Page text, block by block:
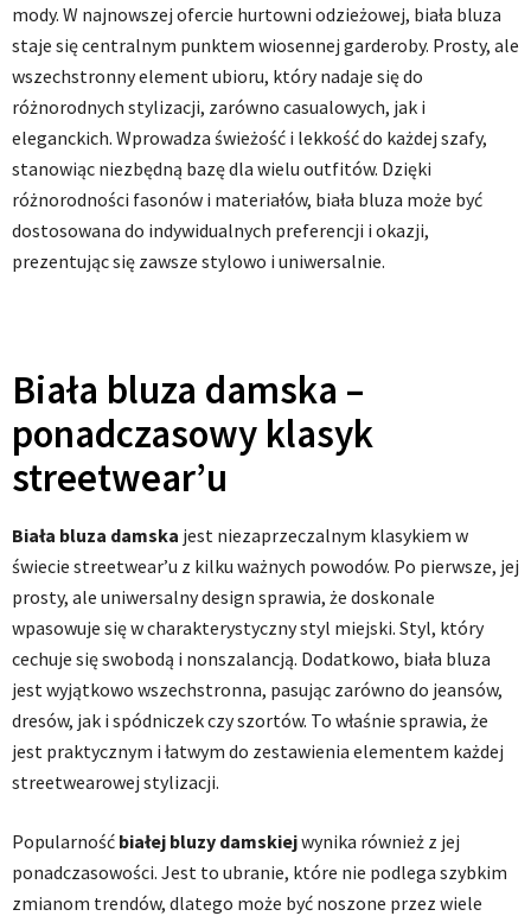
mody. W najnowszej ofercie hurtowni odzieżowej, biała bluza
staje się centralnym punktem wiosennej garderoby. Prosty, ale
wszechstronny element ubioru, który nadaje się do
różnorodnych stylizacji, zarówno casualowych, jak i
eleganckich. Wprowadza świeżość i lekkość do każdej szafy,
stanowiąc niezbędną bazę dla wielu outfitów. Dzięki
różnorodności fasonów i materiałów, biała bluza może być
dostosowana do indywidualnych preferencji i okazji,
prezentując się zawsze stylowo i uniwersalnie.
Biała bluza damska –
ponadczasowy klasyk
streetwear’u
Biała bluza damska jest niezaprzeczalnym klasykiem w
świecie streetwear’u z kilku ważnych powodów. Po pierwsze, jej
prosty, ale uniwersalny design sprawia, że doskonale
wpasowuje się w charakterystyczny styl miejski. Styl, który
cechuje się swobodą i nonszalancją. Dodatkowo, biała bluza
jest wyjątkowo wszechstronna, pasując zarówno do jeansów,
dresów, jak i spódniczek czy szortów. To właśnie sprawia, że
jest praktycznym i łatwym do zestawienia elementem każdej
streetwearowej stylizacji.
Popularność białej bluzy damskiejwynika również z jej
ponadczasowości. Jest to ubranie, które nie podlega szybkim
zmianom trendów, dlatego może być noszone przez wiele